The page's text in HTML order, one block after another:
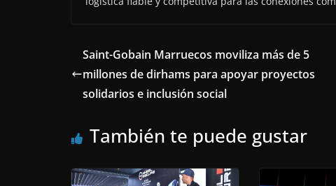
Saint-Gobain Marruecos moviliza más de 5
millones de dirhams para apoyar proyectos
solidarios e inclusión social
También te puede gustar